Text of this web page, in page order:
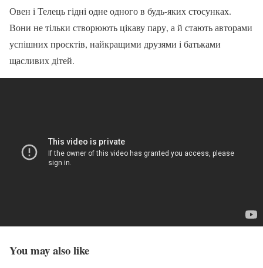
Овен і Телець гідні одне одного в будь-яких стосунках.
Вони не тільки створюють цікаву пару, а й стають авторами
успішних проєктів, найкращими друзями і батьками
щасливих дітей.
You may also like